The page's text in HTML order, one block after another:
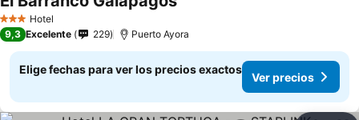
3 Estrellas
Hotel
Ver precios
9,3 Excelente 229 Puerto Ayora
Elige fechas para ver los precios exactos
Ver precios